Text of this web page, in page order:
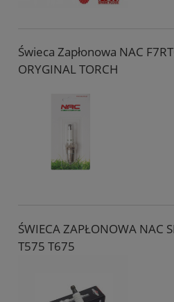
Świeca Zapłonowa NAC
ORYGINAL TORCH
ŚWIECA ZAPŁONOWA NAC
T575 T675